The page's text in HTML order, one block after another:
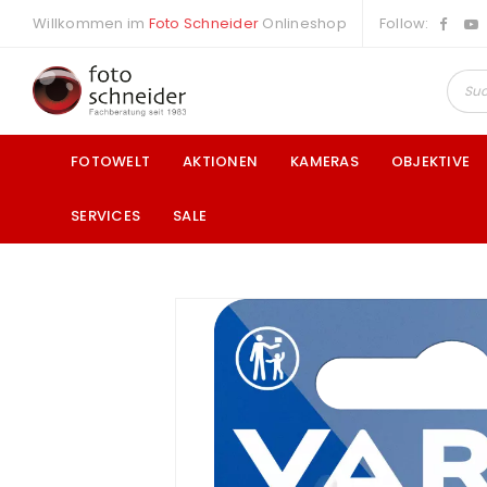
Willkommen im Foto Schneider Onlineshop Follow:
FOTOWELT AKTIONEN KAMERAS OBJEKTIVE
SERVICES SALE